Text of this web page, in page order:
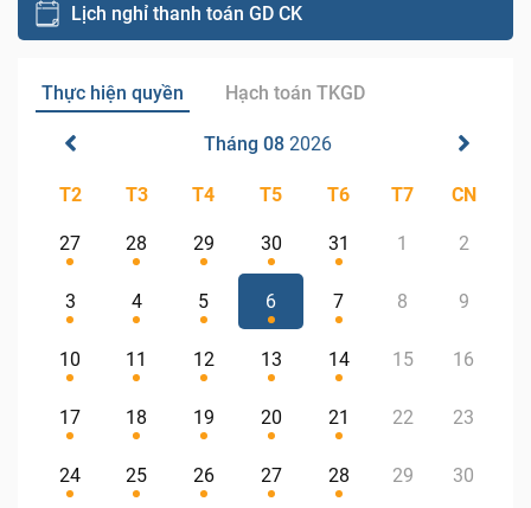
Lịch nghỉ thanh toán GD CK
Thực hiện quyền Hạch toán TKGD
Tháng 08 2026
T2 T3 T4 T5 T6 T7 CN
27 28 29 30 31 1 2
3 4 5 6 7 8 9
10 11 12 13 14 15 16
17 18 19 20 21 22 23
24 25 26 27 28 29 30